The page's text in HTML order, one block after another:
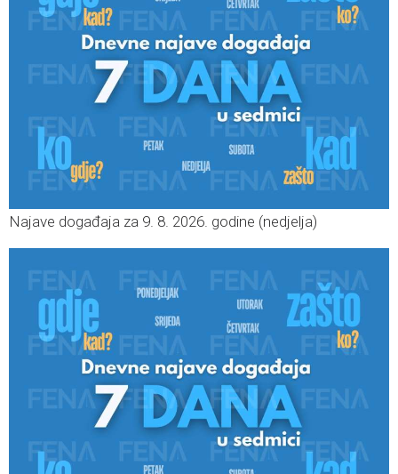
Najave događaja za 9. 8. 2026. godine (nedjelja)